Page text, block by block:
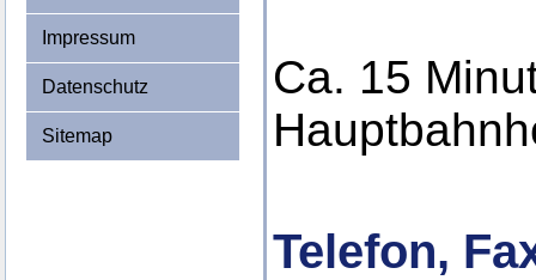
Impressum
Datenschutz
Sitemap
Ca. 15
Telefon,